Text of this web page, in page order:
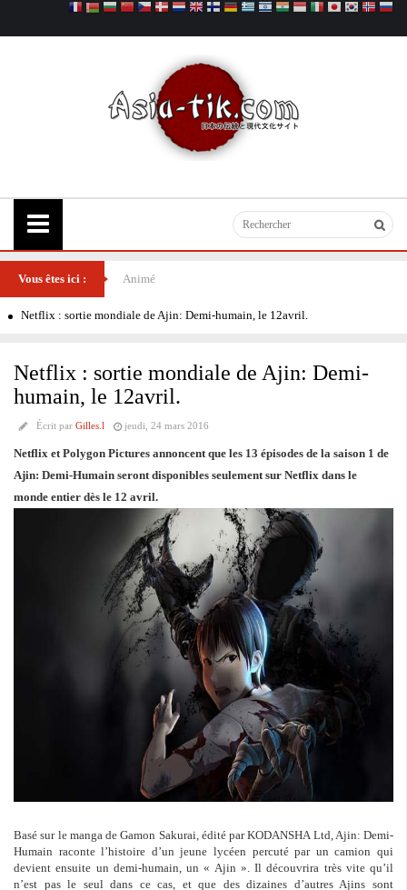
Vous êtes ici : Animé
Netflix : sortie mondiale de Ajin: Demi-humain, le 12avril.
Netflix : sortie mondiale de Ajin: Demi-
humain, le 12avril.
Écrit par Gilles.l jeudi, 24 mars 2016
Netflix et Polygon Pictures annoncent que les 13 épisodes de la saison 1 de
Ajin: Demi-Humain seront disponibles seulement sur Netflix dans le
monde entier dès le 12 avril.
Basé sur le manga de Gamon Sakurai, édité par KODANSHA Ltd, Ajin: Demi-
Humain raconte l’histoire d’un jeune lycéen percuté par un camion qui
devient ensuite un demi-humain, un « Ajin ». Il découvrira très vite qu’il
n’est pas le seul dans ce cas, et que des dizaines d’autres Ajins sont